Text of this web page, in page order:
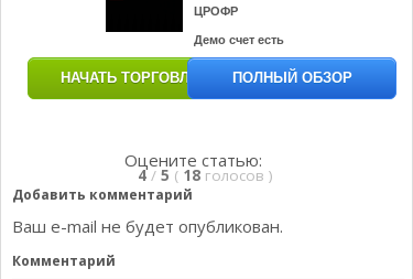
ЦРОФР
Демо счет есть
НАЧАТЬ ТОРГОВЛЮ ПОЛНЫЙ ОБЗОР
Оцените статью:
4 / 5 ( 18 голосов )
Добавить комментарий
Ваш e-mail не будет опубликован.
Комментарий